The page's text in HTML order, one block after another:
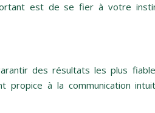
est de se fier à votre
des résultats les plus
à la communication